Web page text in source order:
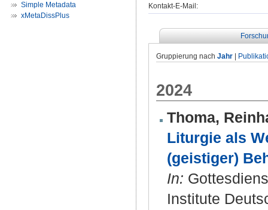
Simple Metadata
xMetaDissPlus
Kontakt-E-Mail:
Gruppierung nach Jahr
2024
Thoma,
Liturgie als
(geistiger)
In:
Institute